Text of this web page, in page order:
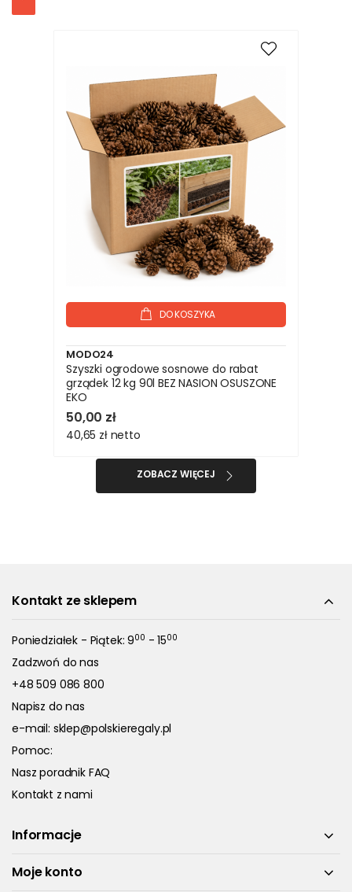
DO KOSZYKA
MODO24
Szyszki ogrodowe sosnowe do rabat
grządek 12 kg 90l BEZ NASION OSUSZONE
EKO
50,00 zł
40,65 zł netto
ZOBACZ WIĘCEJ
Kontakt ze sklepem
Poniedziałek - Piątek: 900 - 1500
Zadzwoń do nas
+48 509 086 800
Napisz do nas
e-mail: sklep@polskieregaly.pl
Pomoc:
Nasz poradnik FAQ
Kontakt z nami
Informacje
Moje konto